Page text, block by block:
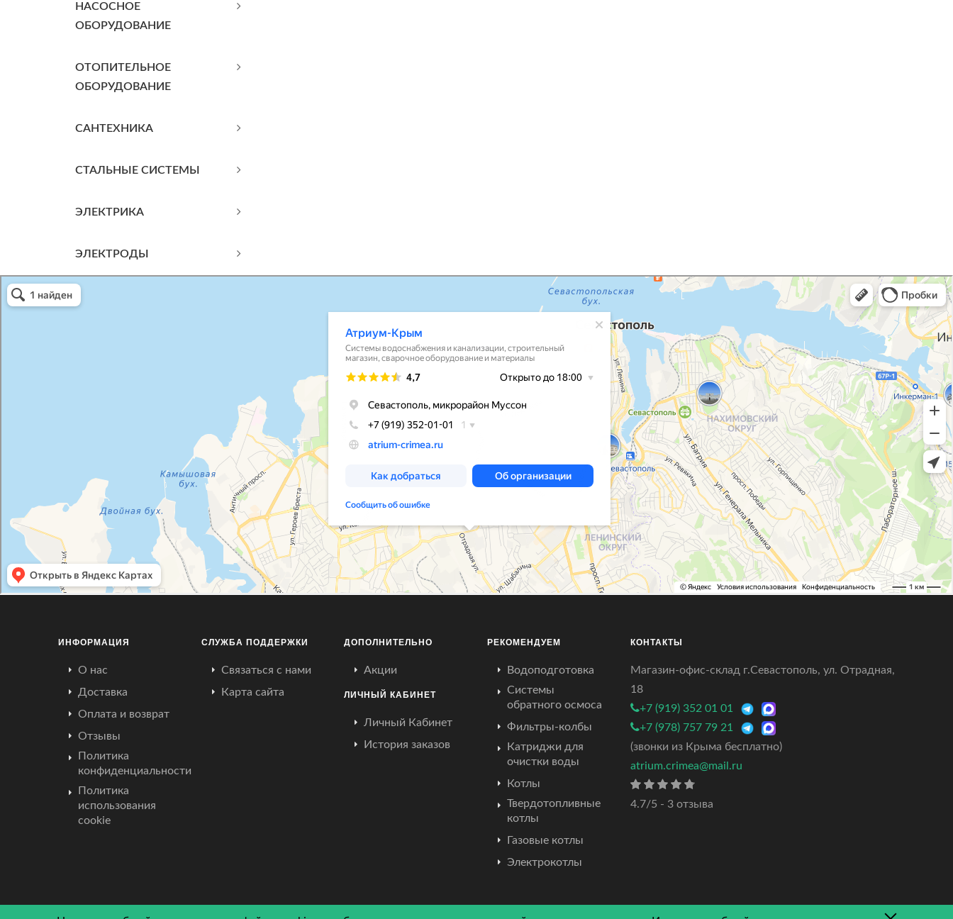
НАСОСНОЕ
ОБОРУДОВАНИЕ
ОТОПИТЕЛЬНОЕ
ОБОРУДОВАНИЕ
САНТЕХНИКА
СТАЛЬНЫЕ СИСТЕМЫ
ЭЛЕКТРИКА
ЭЛЕКТРОДЫ
Атриум-Крым
Системы водоснабжения, отопления, канализации в Севастополе
Снабжение строительных объектов в Севастополе
ИНФОРМАЦИЯ
О нас
Доставка
Оплата и возврат
Отзывы
Политика
конфиденциальности
Политика
использования
cookie
СЛУЖБА ПОДДЕРЖКИ
Связаться с нами
Карта сайта
ДОПОЛНИТЕЛЬНО
Акции
ЛИЧНЫЙ КАБИНЕТ
Личный Кабинет
История заказов
РЕКОМЕНДУЕМ
Водоподготовка
Системы
обратного осмоса
Фильтры-колбы
Катриджи для
очистки воды
Котлы
Твердотопливные
котлы
Газовые котлы
Электрокотлы
КОНТАКТЫ
Магазин-офис-склад г.Севастополь, ул. Отрадная,
18
+7 (919) 352 01 01
+7 (978) 757 79 21
(звонки из Крыма бесплатно)
atrium.crimea@mail.ru
4.7/5 - 3 отзыва